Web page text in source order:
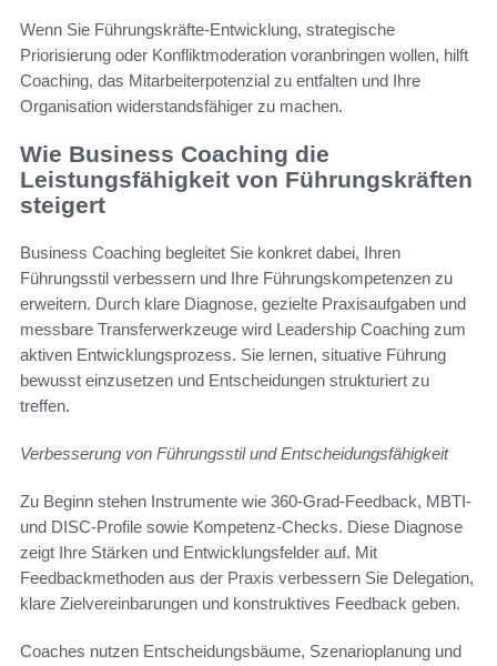
Wenn Sie Führungskräfte-Entwicklung, strategische
Priorisierung oder Konfliktmoderation voranbringen wollen, hilft
Coaching, das Mitarbeiterpotenzial zu entfalten und Ihre
Organisation widerstandsfähiger zu machen.
Wie Business Coaching die
Leistungsfähigkeit von Führungskräften
steigert
Business Coaching begleitet Sie konkret dabei, Ihren
Führungsstil verbessern und Ihre Führungskompetenzen zu
erweitern. Durch klare Diagnose, gezielte Praxisaufgaben und
messbare Transferwerkzeuge wird Leadership Coaching zum
aktiven Entwicklungsprozess. Sie lernen, situative Führung
bewusst einzusetzen und Entscheidungen strukturiert zu
treffen.
Verbesserung von Führungsstil und Entscheidungsfähigkeit
Zu Beginn stehen Instrumente wie 360-Grad-Feedback, MBTI-
und DISC-Profile sowie Kompetenz-Checks. Diese Diagnose
zeigt Ihre Stärken und Entwicklungsfelder auf. Mit
Feedbackmethoden aus der Praxis verbessern Sie Delegation,
klare Zielvereinbarungen und konstruktives Feedback geben.
Coaches nutzen Entscheidungsbäume, Szenarioplanung und